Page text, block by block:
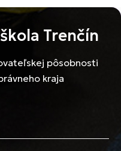
Trenčín
pôsobnosti
kraja